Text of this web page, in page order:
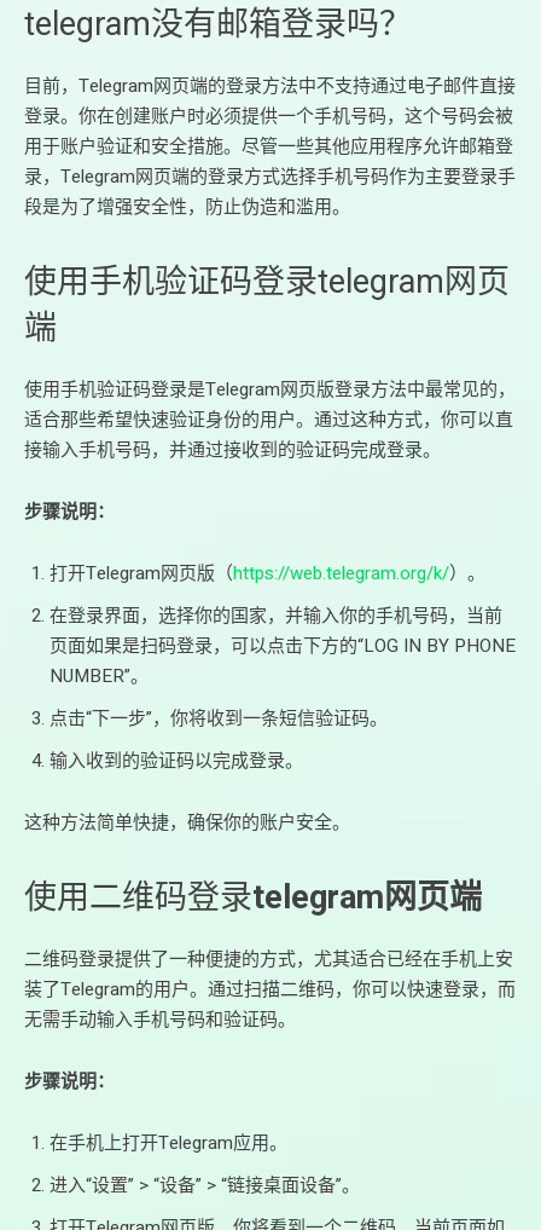
telegram没有邮箱登录吗？
目前，Telegram网页端的登录方法中不支持通过电子邮件直接
登录。你在创建账户时必须提供一个手机号码，这个号码会被
用于账户验证和安全措施。尽管一些其他应用程序允许邮箱登
录，Telegram网页端的登录方式选择手机号码作为主要登录手
段是为了增强安全性，防止伪造和滥用。
使用手机验证码登录telegram网页
端
使用手机验证码登录是Telegram网页版登录方法中最常见的，
适合那些希望快速验证身份的用户。通过这种方式，你可以直
接输入手机号码，并通过接收到的验证码完成登录。
步骤说明：
打开Telegram网页版（https://web.telegram.org/k/）。
在登录界面，选择你的国家，并输入你的手机号码，当前
页面如果是扫码登录，可以点击下方的“LOG IN BY PHONE
NUMBER”。
点击“下一步”，你将收到一条短信验证码。
输入收到的验证码以完成登录。
这种方法简单快捷，确保你的账户安全。
使用二维码登录telegram网页端
二维码登录提供了一种便捷的方式，尤其适合已经在手机上安
装了Telegram的用户。通过扫描二维码，你可以快速登录，而
无需手动输入手机号码和验证码。
步骤说明：
在手机上打开Telegram应用。
进入“设置” > “设备” > “链接桌面设备”。